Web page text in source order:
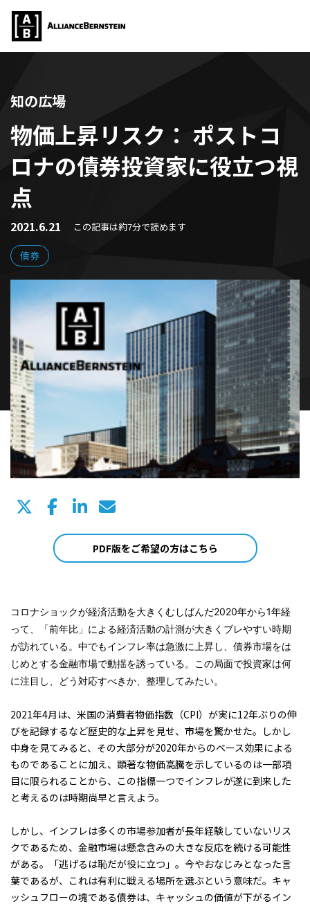
知の広場
物価上昇リスク： ポストコ
ロナの債券投資家に役立つ視
点
2021.6.21 この記事は約7分で読めます
債券
PDF版をご希望の方はこちら
コロナショックが経済活動を大きくむしばんだ2020年から1年経
って、「前年比」による経済活動の計測が大きくブレやすい時期
が訪れている。中でもインフレ率は急激に上昇し、債券市場をは
じめとする金融市場で動揺を誘っている。この局面で投資家は何
に注目し、どう対応すべきか、整理してみたい。
2021年4月は、米国の消費者物価指数（CPI）が実に12年ぶりの伸
びを記録するなど歴史的な上昇を見せ、市場を驚かせた。しかし
中身を見てみると、その大部分が2020年からのベース効果による
ものであることに加え、顕著な物価高騰を示しているのは一部項
目に限られることから、この指標一つでインフレが遂に到来した
と考えるのは時期尚早と言えよう。
しかし、インフレは多くの市場参加者が長年経験していないリス
クであるため、金融市場は懸念含みの大きな反応を続ける可能性
がある。「逃げるは恥だが役に立つ」。今やおなじみとなった言
葉であるが、これは有利に戦える場所を選ぶという意味だ。キャ
ッシュフローの塊である債券は、キャッシュの価値が下がるイン